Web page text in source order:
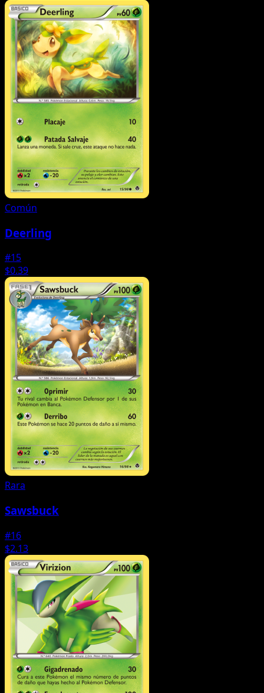
Común
Deerling
#15
$0.39
Rara
Sawsbuck
#16
$2.13